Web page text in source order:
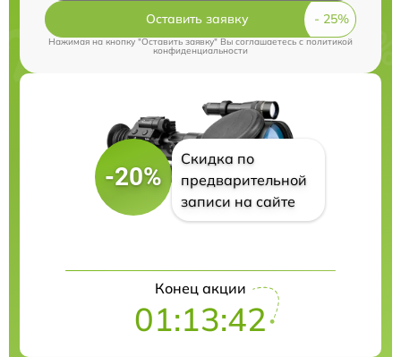
Оставить заявку
Нажимая на кнопку "Оставить заявку" Вы соглашаетесь cполитикой
конфиденциальности
-20%
Скидка по
предварительной
записи на сайте
Конец акции
01:13:41